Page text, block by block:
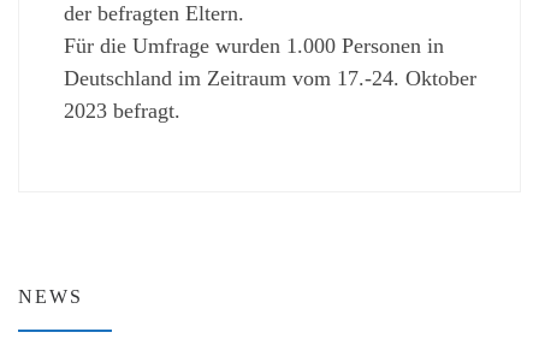
der befragten Eltern.
Für die Umfrage wurden 1.000 Personen in
Deutschland im Zeitraum vom 17.-24. Oktober
2023 befragt.
NEWS